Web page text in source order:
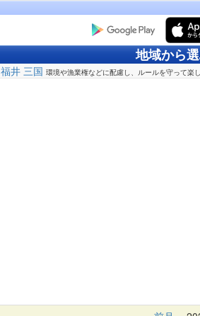
地域から
福井 三国 環境や漁業権などに配慮し、ルールを守って楽し